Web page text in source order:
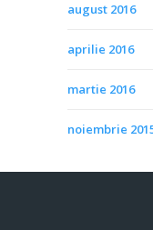
august 2016
aprilie 2016
martie 2016
noiembrie